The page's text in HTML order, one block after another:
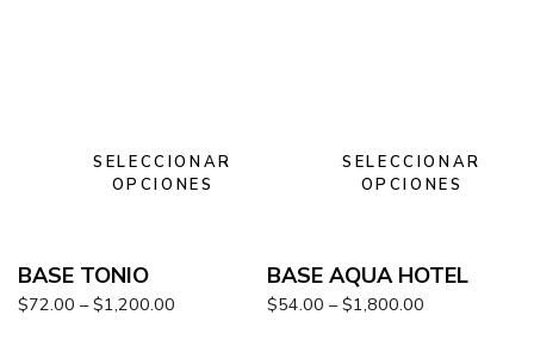
SELECCIONAR
OPCIONES
BASE TONIO
$72.00 – $1,200.00
SELECCIONAR
OPCIONES
BASE AQUA HOTEL
$54.00 – $1,800.00